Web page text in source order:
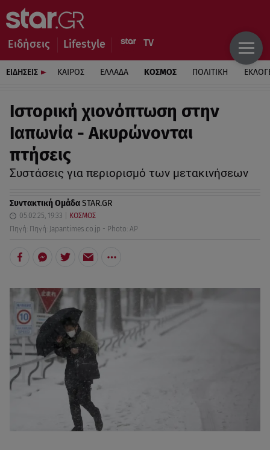
Ειδήσεις Lifestyle
ΕΙΔΗΣΕΙΣ ΚΑΙΡΟΣ ΕΛΛΑΔΑ ΚΟΣΜΟΣ ΠΟΛΙΤΙΚΗ
Ιστορική χιονόπτωση στην
Ιαπωνία - Ακυρώνονται
πτήσεις
Συστάσεις για περιορισμό των μετακινήσεων
Συντακτική ΟμάδαSTAR.GR
05.02.25, 19:33
ΚΟΣΜΟΣ
Πηγή: Πηγή: Japantimes.co.jp - Photo: AP